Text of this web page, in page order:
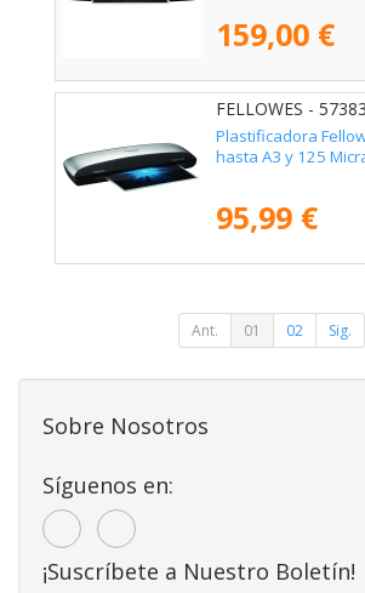
159,00 €
FELLOWES -
Plastificadora
hasta A3 y 125
95,99 €
Ant. 01 02 Sig.
Sobre Nosotros
Síguenos en:
¡Suscríbete a Nuestro Boletín!